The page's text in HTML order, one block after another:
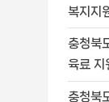
복지지
충청북
육료 지
충청북